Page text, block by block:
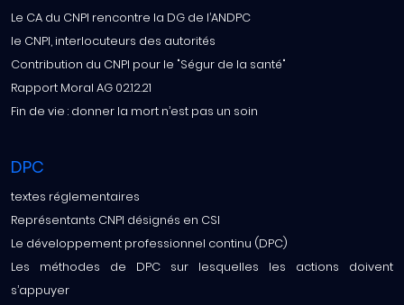
Le CA du CNPI rencontre la DG de l’ANDPC
le CNPI, interlocuteurs des autorités
Contribution du CNPI pour le "Ségur de la santé"
Rapport Moral AG 02.12.21
Fin de vie : donner la mort n’est pas un soin
DPC
textes réglementaires
Représentants CNPI désignés en CSI
Le développement professionnel continu (DPC)
Les méthodes de DPC sur lesquelles les actions doivent
s’appuyer